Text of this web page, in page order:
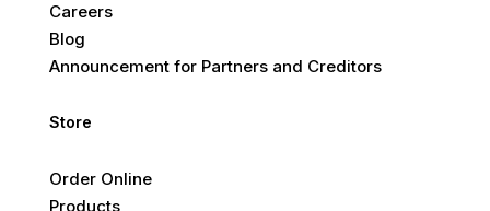
Careers
Blog
Announcement for Partners and Creditors
Store
Order Online
Products